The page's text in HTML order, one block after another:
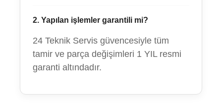
2. Yapılan işlemler garantili mi?
24 Teknik Servis güvencesiyle tüm
tamir ve parça değişimleri 1 YIL resmi
garanti altındadır.